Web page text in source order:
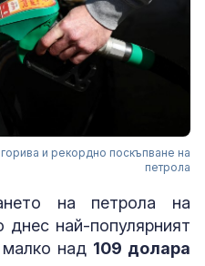
и рекордно поскъпване на
петрола
на петрола на
днес най-популярният
над 109 долара